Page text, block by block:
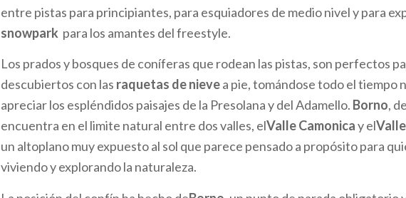
entre pistas para principiantes, para esquiadores de medio nivel y para
snowpark para los amantes del freestyle.
Los prados y bosques de coníferas que rodean las pistas, son perfectos
descubiertos con las raquetas de nievea pie, tomándose todo el tiempo
apreciar los espléndidos paisajes de la Presolana y del Adamello. Borno,
encuentra en el limite natural entre dos valles, elValle Camonicay el
un altoplano muy expuesto al sol que parece pensado a propósito para
viviendo y explorando la naturaleza.